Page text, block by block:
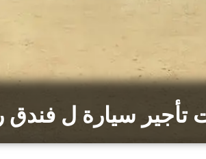
سيارة ل فندق